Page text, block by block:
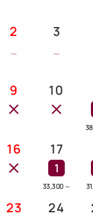
2 3
9 10
16 17
1
33,300 ～
23 24